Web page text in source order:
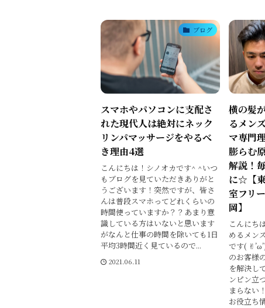
ブログ
スマホやパソコンに支配さ
れた現代人は絶対にネック
リンパマッサージをやるべ
き理由4選
こんにちは！シノオカです^ ^いつ
もブログを見ていただきありがと
うございます！突然ですが、皆さ
んは普段スマホってどれくらいの
時間使っていますか？？あまり意
識している方はいないと思います
がなんと仕事の時間を除いても1日
平均3時間近く見ているので...
2021.06.11
横の髪
るメン
マ専門
膨らむ
解説！
に☆【
室フリ
岡】
こんにち
めるメン
です(
のお客様
を解決し
ンピン立
まらない
お役立ち